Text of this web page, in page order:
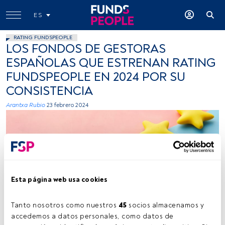
Esta página web usa cookies
Tanto nosotros como nuestros 45 socios almacenamos y
accedemos a datos personales, como datos de
ES
RATING FUNDSPEOPLE
LOS FONDOS DE GESTORAS
ESPAÑOLAS QUE ESTRENAN RATING
FUNDSPEOPLE EN 2024 POR SU
CONSISTENCIA
Arantxa Rubio 23 febrero 2024